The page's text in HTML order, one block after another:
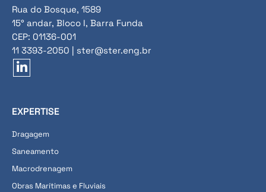
Rua do Bosque, 1589
15° andar, Bloco I, Barra Funda
CEP: 01136-001
11 3393-2050 | ster@ster.eng.br
EXPERTISE
Dragagem
Saneamento
Macrodrenagem
Obras Marítimas e Fluviais